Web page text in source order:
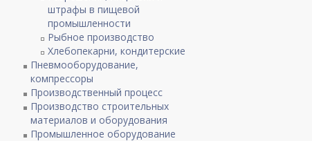
штрафы в пищевой
промышленности
Рыбное производство
Хлебопекарни, кондитерские
Пневмооборудование,
компрессоры
Производственный процесс
Производство строительных
материалов и оборудования
Промышленное оборудование